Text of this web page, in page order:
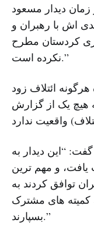
دیدار مسعود
اش با رهبران و
کردستان مطرح
نکرده است.”
ائتلاف زود
هیچ یک از گزارش
“این دیدار به
و مهم ترین
توافق کردند به
کمیته های مشترک
بسپارند.”